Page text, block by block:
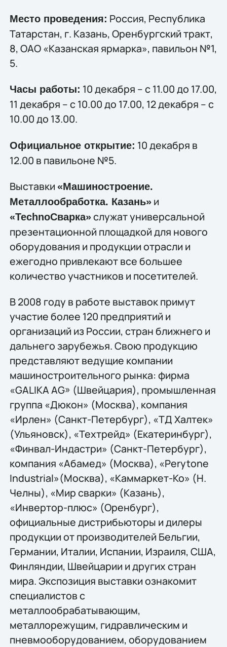
Место проведения: Россия, Республика
Татарстан, г. Казань, Оренбургский тракт,
8, ОАО «Казанская ярмарка», павильон №1,
5.
Часы работы: 10 декабря – с 11.00 до 17.00,
11 декабря – с 10.00 до 17.00, 12 декабря – с
10.00 до 13.00.
Официальное открытие: 10 декабря в
12.00 в павильоне №5.
Выставки «Машиностроение.
Металлообработка. Казань»и
«TechnoСварка»служат универсальной
презентационной площадкой для нового
оборудования и продукции отрасли и
ежегодно привлекают все большее
количество участников и посетителей.
В 2008 году в работе выставок примут
участие более 120 предприятий и
организаций из России, стран ближнего и
дальнего зарубежья. Свою продукцию
представляют ведущие компании
машиностроительного рынка: фирма
«GALIKA AG» (Швейцария), промышленная
группа «Дюкон» (Москва), компания
«Ирлен» (Санкт-Петербург), «ТД Халтек»
(Ульяновск), «Техтрейд» (Екатеринбург),
«Финвал-Индастри» (Санкт-Петербург),
компания «Абамед» (Москва), «Perytone
Industrial»(Москва), «Каммаркет-Ко» (Н.
Челны), «Мир сварки» (Казань),
«Инвертор-плюс» (Оренбург),
официальные дистрибьюторы и дилеры
продукции от производителей Бельгии,
Германии, Италии, Испании, Израиля, США,
Финляндии, Швейцарии и других стран
мира. Экспозиция выставки ознакомит
специалистов с
металлообрабатывающим,
металлорежущим, гидравлическим и
пневмооборудованием, оборудованием